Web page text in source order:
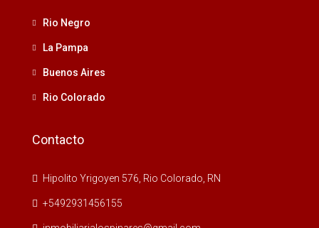
Rio Negro
La Pampa
Buenos Aires
Rio Colorado
Contacto
Hipolito Yrigoyen 576, Rio Colorado, RN
+5492931456155